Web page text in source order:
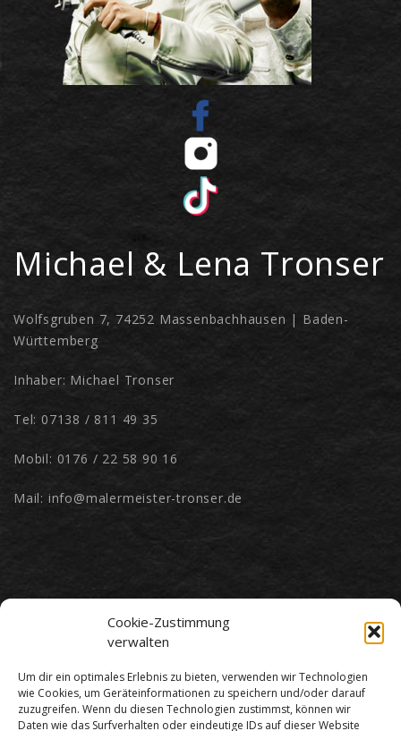
Cookie-Zustimmung
verwalten
Um dir ein optimales Erlebnis zu bieten, verwenden wir Technologien
wie Cookies, um Geräteinformationen zu speichern und/oder darauf
zuzugreifen. Wenn du diesen Technologien zustimmst, können wir
Daten wie das Surfverhalten oder eindeutige IDs auf dieser Website
Michael & Lena Tronser
Wolfsgruben 7, 74252 Massenbachhausen | Baden-
Württemberg
Inhaber: Michael Tronser
Tel: 07138 / 811 49 35
Mobil: 0176 / 22 58 90 16
Mail: info@malermeister-tronser.de